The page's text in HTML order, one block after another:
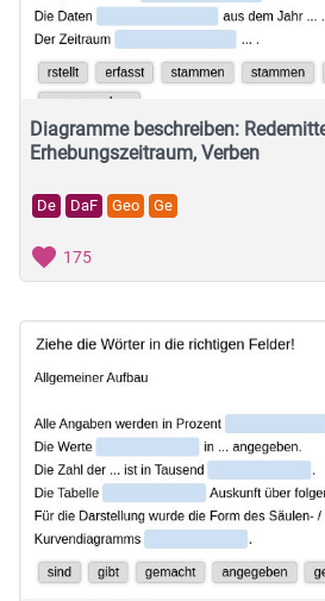
Diagramme beschreiben:
Erhebungszeitraum, Verben
De DaF Geo Ge
175